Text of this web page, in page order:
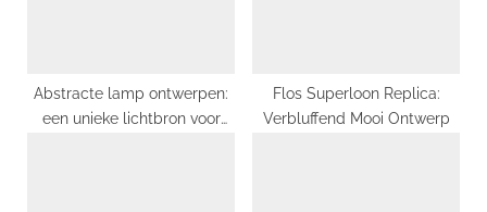
Abstracte lamp ontwerpen:
een unieke lichtbron voor
Flos Superloon Replica:
Verbluffend Mooi Ontwerp